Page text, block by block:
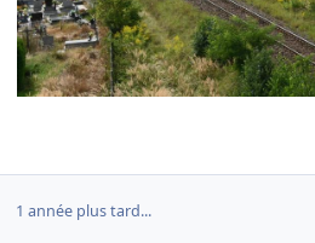
1 année plus tard...